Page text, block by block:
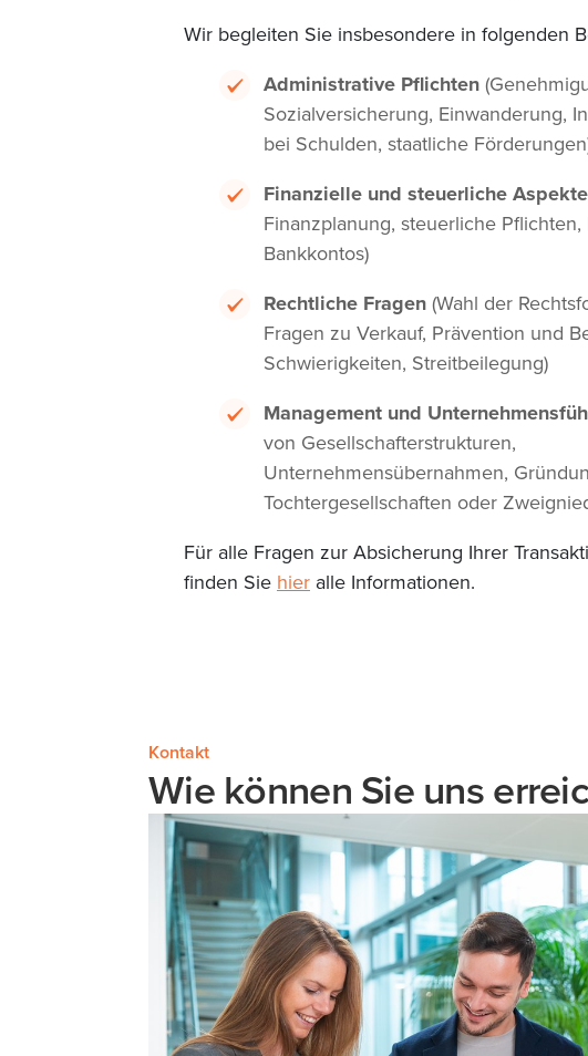
Wir begleiten Sie insbesondere in folgenden
Administrative Pflichten
Sozialversicherung, Einwanderung,
bei Schulden, staatliche
Finanzielle und steuerliche Aspekte
Finanzplanung, steuerliche
Bankkontos)
Rechtliche Fragen(Wahl der
Fragen zu Verkauf, Prävention und
Schwierigkeiten, Streitbeilegung)
Management und
von Gesellschafterstrukturen,
Unternehmensübernahmen,
Tochtergesellschaften oder
Für alle Fragen zur Absicherung Ihrer
finden Sie hier alle Informationen.
Kontakt
Wie können Sie uns